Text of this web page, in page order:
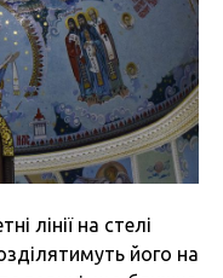
лінії на стелі
його на